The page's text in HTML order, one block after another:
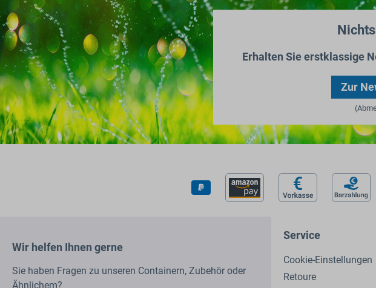
Erhalten Sie erstklassige
Zur
Wir helfen Ihnen gerne
Sie haben Fragen zu unseren Containern, Zubehör oder
Ähnlichem?
Service
Cookie-Einstellungen
Retoure